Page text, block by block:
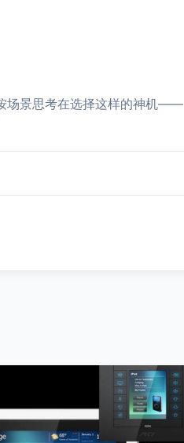
场景思考在选择这样的神机——